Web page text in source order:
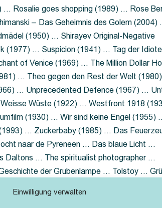
Einwilligung verwalten
Rosalie goes shopping (1989) … Rose
– Das Geheimnis des Golem (2004)
(1950) … Shirayev Original-Negative
(1977) … Suspicion (1941) … Tag der
of Venice (1969) … The Million Dollar
… Theo gegen den Rest der Welt
… Unprecedented Defence (1967) …
Wüste (1922) … Westfront 1918
(1930) … Wir sind keine Engel (1955)
… Zuckerbaby (1985) … Das
naar de Pyreneen … Das blaue Licht …
Daltons … The spiritualist photographer …
der Grubenlampe … Tolstoy …